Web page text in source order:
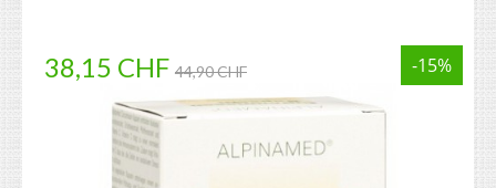
38,15 CHF 44,90 CHF -15%